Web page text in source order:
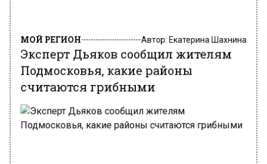
МОЙ РЕГИОН
Эксперт Дьяков сообщил жителям
Подмосковья, какие районы
считаются грибными